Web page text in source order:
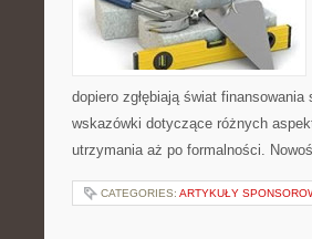
dopiero zgłębiają świat
wskazówki dotyczące różnych
utrzymania aż po formalności.
CATEGORIES: ARTYKUŁY